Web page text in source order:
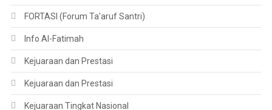
FORTASI (Forum Ta'aruf Santri)
Info Al-Fatimah
Kejuaraan dan Prestasi
Kejuaraan dan Prestasi
Kejuaraan Tingkat Nasional